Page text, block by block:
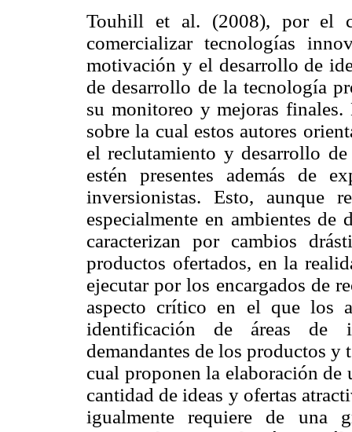
Touhill et al. (2008), por el
comercializar tecnologías
motivación y el desarrollo de
de desarrollo de la tecnología
su monitoreo y mejoras
sobre la cual estos autores
el reclutamiento y desarrollo
estén presentes además de
inversionistas. Esto, aunque
especialmente en ambientes
caracterizan por cambios
productos ofertados, en la
ejecutar por los encargados de
aspecto crítico en el que los
identificación de áreas de
demandantes de los productos y
cual proponen la elaboración de
cantidad de ideas y ofertas
igualmente requiere de una